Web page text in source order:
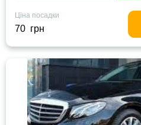
Ціна посадки
70 грн